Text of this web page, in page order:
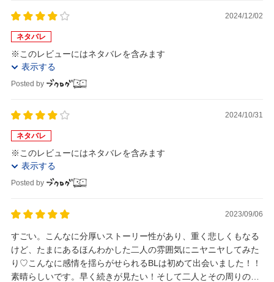
2024/12/02
ネタバレ
※このレビューにはネタバレを含みます
表示する
Posted by
2024/10/31
ネタバレ
※このレビューにはネタバレを含みます
表示する
Posted by
2023/09/06
すごい。こんなに分厚いストーリー性があり、重く悲しくもなる
けど、たまにあるほんわかした二人の雰囲気にニヤニヤしてみた
り♡こんなに感情を揺らがせられるBLは初めて出会いました！！
素晴らしいです。早く続きが見たい！そして二人とその周りの人